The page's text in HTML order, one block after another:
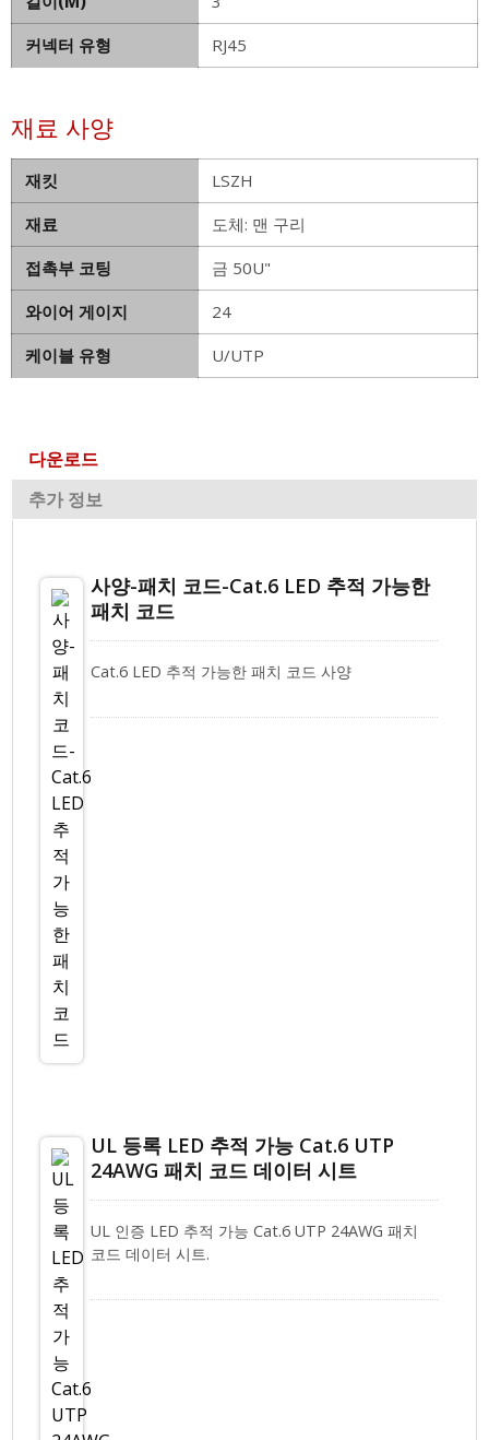
커넥터 유형
RJ45
재료 사양
재킷
LSZH
재료
도체: 맨 구리
접촉부 코팅
금 50U"
와이어 게이지
24
케이블 유형
U/UTP
다운로드
추가 정보
사양-패치 코드-Cat.6 LED 추적 가능한
패치 코드
Cat.6 LED 추적 가능한 패치 코드 사양
UL 등록 LED 추적 가능 Cat.6 UTP
24AWG 패치 코드 데이터 시트
UL 인증 LED 추적 가능 Cat.6 UTP 24AWG 패치
코드 데이터 시트.